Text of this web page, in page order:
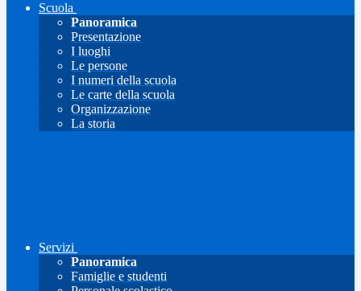
Scuola
Panoramica
Presentazione
I luoghi
Le persone
I numeri della scuola
Le carte della scuola
Organizzazione
La storia
Servizi
Panoramica
Famiglie e studenti